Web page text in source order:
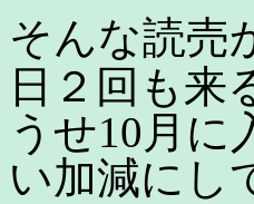
そんな読売
日２回も来
うせ10月
い加減にし